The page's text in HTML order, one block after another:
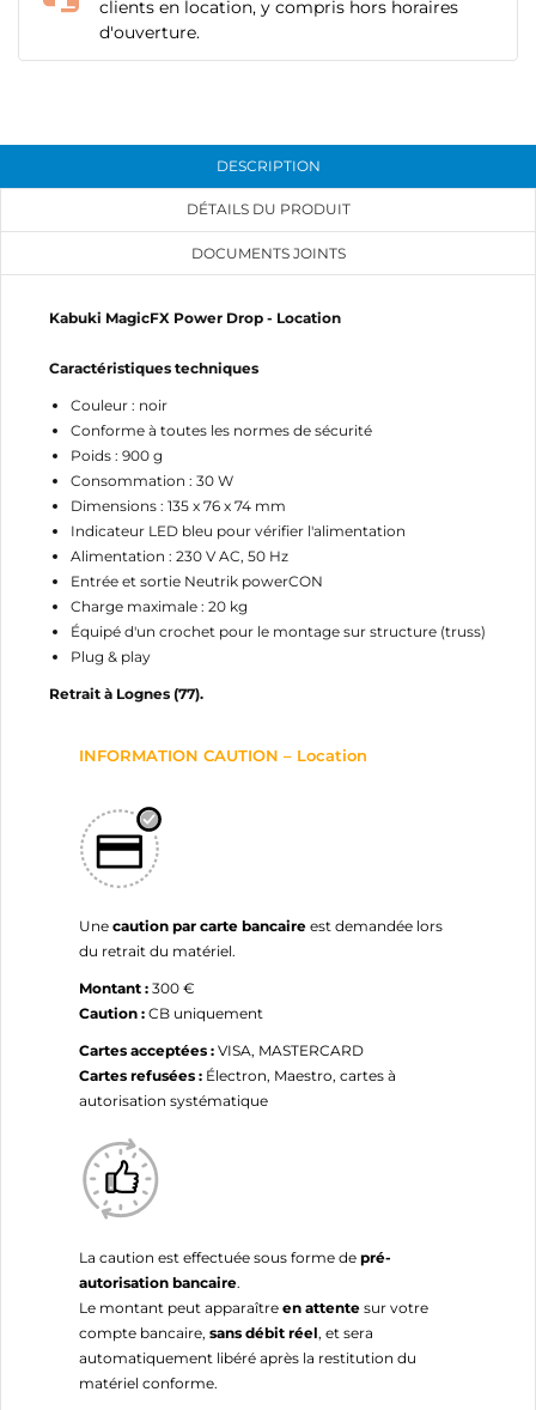
clients en location, y compris hors horaires
d'ouverture.
DESCRIPTION
DÉTAILS DU PRODUIT
DOCUMENTS JOINTS
Kabuki MagicFX Power Drop - Location
Caractéristiques techniques
Couleur : noir
Conforme à toutes les normes de sécurité
Poids : 900 g
Consommation : 30 W
Dimensions : 135 x 76 x 74 mm
Indicateur LED bleu pour vérifier l'alimentation
Alimentation : 230 V AC, 50 Hz
Entrée et sortie Neutrik powerCON
Charge maximale : 20 kg
Équipé d'un crochet pour le montage sur structure (truss)
Plug & play
Retrait à Lognes (77).
INFORMATION CAUTION – Location
Une caution par carte bancaire est demandée lors
du retrait du matériel.
Montant : 300 €
Caution : CB uniquement
Cartes acceptées : VISA, MASTERCARD
Cartes refusées : Électron, Maestro, cartes à
autorisation systématique
La caution est effectuée sous forme de pré-
autorisation bancaire.
Le montant peut apparaître en attente sur votre
compte bancaire, sans débit réel, et sera
automatiquement libéré après la restitution du
matériel conforme.
MES LISTES
CRÉER UNE LISTE D'ENVIES
NOM DE LA LISTE D'ENVIES
Annuler
CONNEXION
Vous devez être connecté pour ajouter des produits
Annuler Connexion